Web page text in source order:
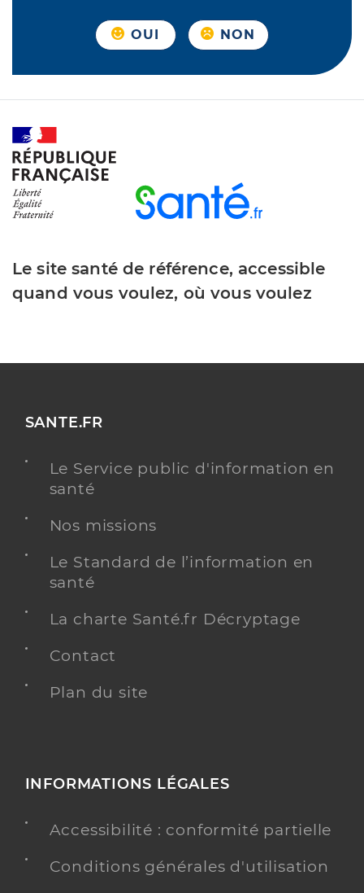
OUI NON
Le site santé de référence, accessible
quand vous voulez, où vous voulez
SANTE.FR
Le Service public d'information en
santé
Nos missions
Le Standard de l’information en
santé
La charte Santé.fr Décryptage
Contact
Plan du site
INFORMATIONS LÉGALES
Accessibilité : conformité partielle
Conditions générales d'utilisation